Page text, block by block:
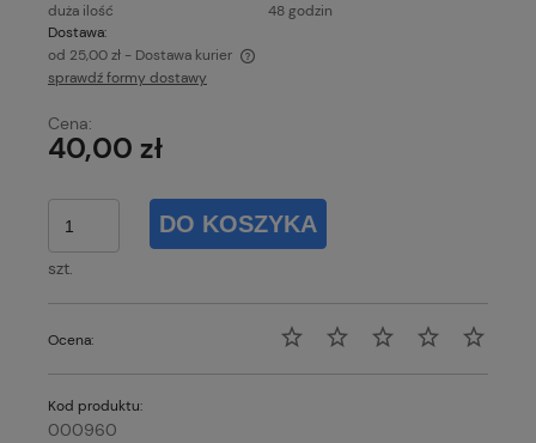
duża ilość
48 godzin
Dostawa:
od 25,00 zł - Dostawa kurier
Cena nie zawiera ewentualnych kosztów płatności
sprawdź formy dostawy
Cena:
40,00 zł
szt.
DO KOSZYKA
Ocena:
Kod produktu:
000960